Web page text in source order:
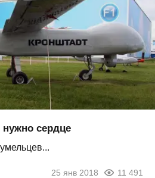
сердце
25 янв 2018 11 491